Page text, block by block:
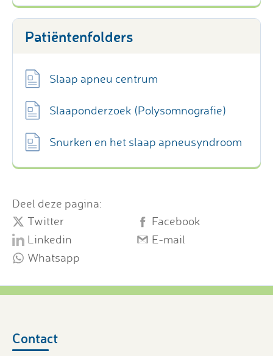
Patiëntenfolders
Slaap apneu centrum
Slaaponderzoek (Polysomnografie)
Snurken en het slaap apneusyndroom
Deel deze pagina:
Twitter
Facebook
Linkedin
E-mail
Whatsapp
Contact